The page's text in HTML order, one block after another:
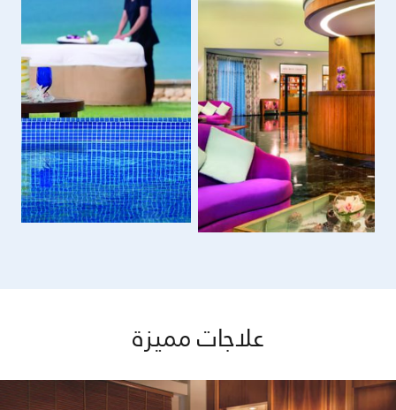
علاجات مميزة